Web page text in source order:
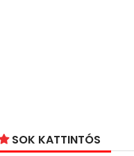
SOK KATTINTÓS